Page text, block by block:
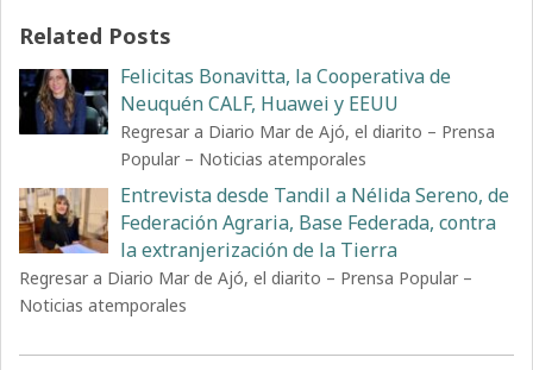
Related Posts
Felicitas Bonavitta, la Cooperativa de
Neuquén CALF, Huawei y EEUU
Regresar a Diario Mar de Ajó, el diarito – Prensa
Popular – Noticias atemporales
Entrevista desde Tandil a Nélida Sereno, de
Federación Agraria, Base Federada, contra
la extranjerización de la Tierra
Regresar a Diario Mar de Ajó, el diarito – Prensa Popular –
Noticias atemporales